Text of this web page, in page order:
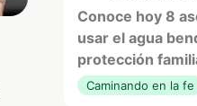
Conoce hoy 8
usar el agua
protección
Caminando en la fe